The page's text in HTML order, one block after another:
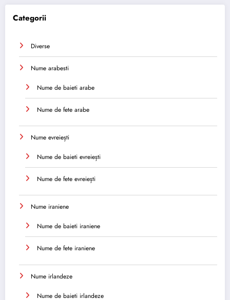
Categorii
Diverse
Nume arabesti
Nume de baieti arabe
Nume de fete arabe
Nume evreiești
Nume de baieti evreiești
Nume de fete evreiești
Nume iraniene
Nume de baieti iraniene
Nume de fete iraniene
Nume irlandeze
Nume de baieti irlandeze